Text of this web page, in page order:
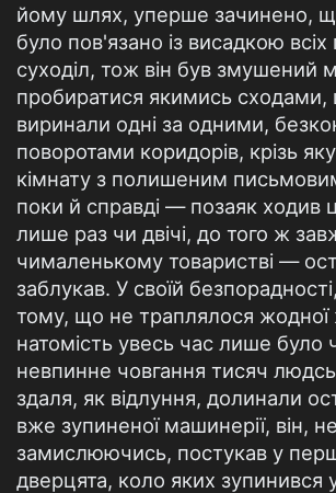
йому шлях, уперше зачинено,
було пов'язано із висадкою всіх
суходіл, тож він був змушений
пробиратися якимись
виринали одні за одними,
поворотами коридорів, крізь
кімнату з полишеним
поки й справді — позаяк
лише раз чи двічі, до того ж
чималенькому товаристві —
заблукав. У своїй
тому, що не траплялося жодної
натомість увесь час лише було
невпинне човгання тисяч
здаля, як відлуння, долинали
вже зупиненої машинерії, він, не
замислюючись, постукав у
дверцята, коло яких зупинився